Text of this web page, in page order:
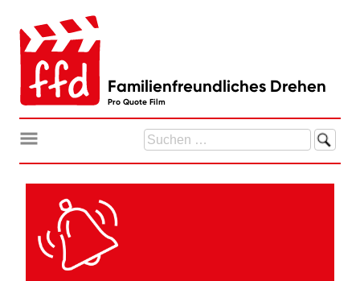
Inhalt
springen
Familienfreundliches Drehen
Pro Quote Film
Suchen